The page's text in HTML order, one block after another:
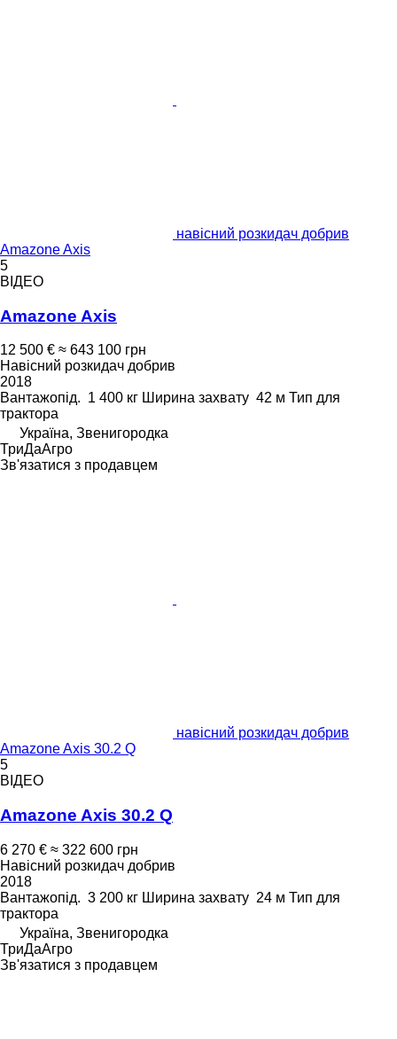
навісний розкидач добрив
Amazone Axis
5
ВІДЕО
Amazone Axis
12 500 € ≈ 643 100 грн
Навісний розкидач добрив
2018
Вантажопід. 1 400 кг Ширина захвату 42 м Тип для
трактора
Україна, Звенигородка
ТриДаАгро
Зв'язатися з продавцем
навісний розкидач добрив
Amazone Axis 30.2 Q
5
ВІДЕО
Amazone Axis 30.2 Q
6 270 € ≈ 322 600 грн
Навісний розкидач добрив
2018
Вантажопід. 3 200 кг Ширина захвату 24 м Тип для
трактора
Україна, Звенигородка
ТриДаАгро
Зв'язатися з продавцем